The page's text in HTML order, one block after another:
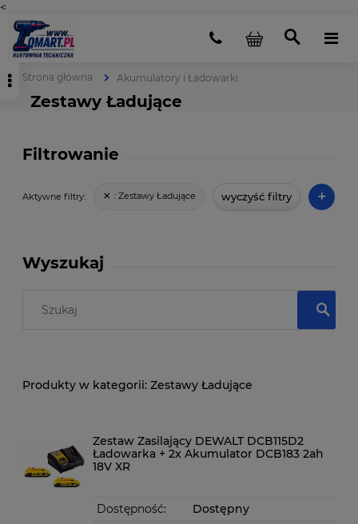
<
Strona główna Akumulatory i Ładowarki
Zestawy Ładujące
Filtrowanie
Aktywne filtry: : Zestawy Ładujące wyczyść filtry +
Wyszukaj
Zestawy Ładujące
Zestaw Zasilający DEWALT DCB115D2
Ładowarka + 2x Akumulator DCB183 2ah
18V XR
Dostępność:
Dostępny